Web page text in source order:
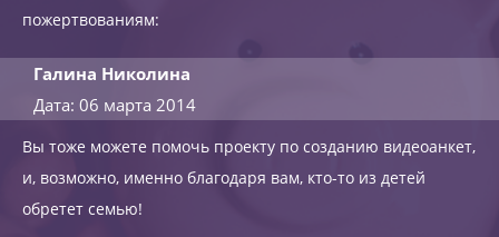
пожертвованиям:
Галина Николина
Дата: 06 марта 2014
Вы тоже можете помочь проекту по созданию видеоанкет,
и, возможно, именно благодаря вам, кто-то из детей
обретет семью!